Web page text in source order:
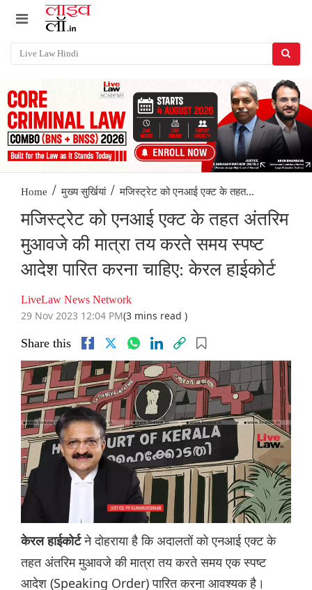
Home / मुख्य सुर्खियां / मजिस्ट्रेट को एनआई एक्ट के तहत...
मजिस्ट्रेट को एनआई एक्ट के तहत अंतरिम
मुआवजे की मात्रा तय करते समय स्पष्ट
आदेश पारित करना चाहिए: केरल हाईकोर्ट
LiveLaw News Network
29 Nov 2023 12:04 PM(3 mins read )
Share this
केरल हाईकोर्टने दोहराया है कि अदालतों को एनआई एक्ट के
तहत अंतरिम मुआवजे की मात्रा तय करते समय एक स्पष्ट
आदेश (Speaking Order) पारित करना आवश्यक है।